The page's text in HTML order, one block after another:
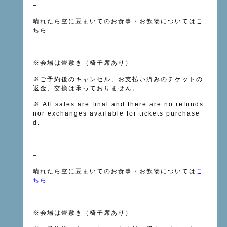
–
晴れたら空に豆まいてのお食事・お飲物については こ
ちら
–
※会場は畳敷き（椅子席あり）
※ ご予約後のキャンセル、お支払い済みのチケットの
返金、交換は承っておりません。
※ All sales are final and there are no refunds
nor exchanges available for tickets purchase
d.
–
晴れたら空に豆まいてのお食事・お飲物については こ
ちら
–
※会場は畳敷き（椅子席あり）